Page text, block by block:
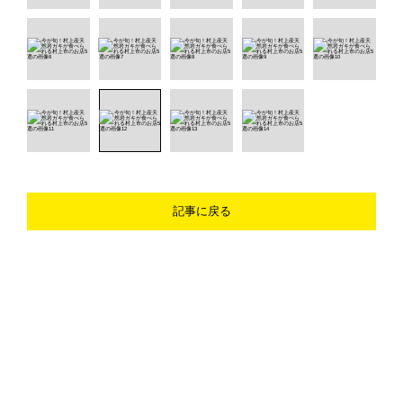
記事に戻る